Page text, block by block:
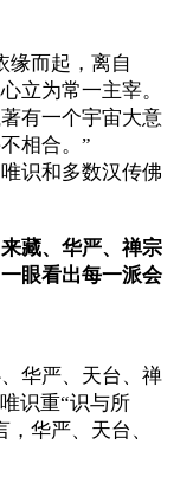
缘而起，离自
立为常一主宰。
有一个宇宙大意
相合。”
识和多数汉传佛
藏、华严、禅宗
眼看出每一派会
华严、天台、禅
识重“识与所
华严、天台、